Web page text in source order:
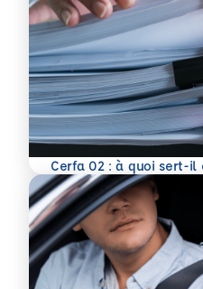
Cerfa 02 : à quoi sert-il
En savoir plus